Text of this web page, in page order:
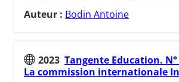
Auteur : Bodin Antoine
2023 Tangente Education. N°
La commission internationale